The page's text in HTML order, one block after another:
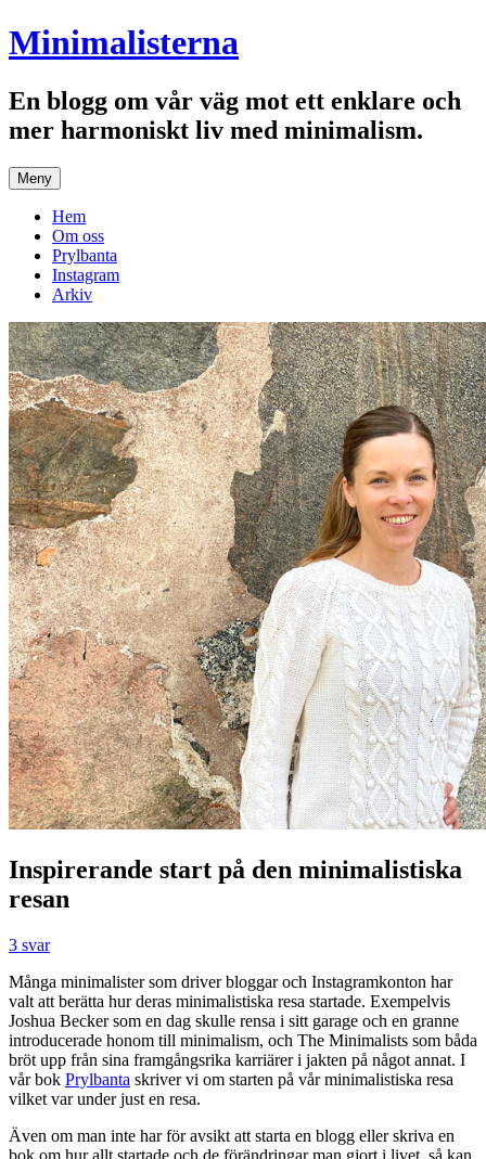
Hoppa
till
Minimalisterna
En blogg om vår väg mot ett enklare och
mer harmoniskt liv med minimalism.
Meny
Hem
Om oss
Prylbanta
Instagram
Arkiv
Inspirerande start på den minimalistiska
resan
3 svar
Många minimalister som driver bloggar och Instagramkonton har
valt att berätta hur deras minimalistiska resa startade. Exempelvis
Joshua Becker som en dag skulle rensa i sitt garage och en granne
introducerade honom till minimalism, och The Minimalists som båda
bröt upp från sina framgångsrika karriärer i jakten på något annat. I
vår bok Prylbanta skriver vi om starten på vår minimalistiska resa
vilket var under just en resa.
Även om man inte har för avsikt att starta en blogg eller skriva en
bok om hur allt startade och de förändringar man gjort i livet, så kan